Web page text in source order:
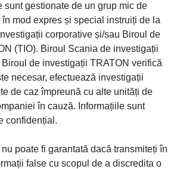
sunt gestionate de un grup mic de
mod expres și special instruiți de la
corporative și/sau Biroul de
(TIO). Biroul Scania de investigații
de investigații TRATON verifică
necesar, efectuează investigații
de caz împreună cu alte unități de
în cauză. Informațiile sunt
confidențial.
poate fi garantată dacă transmiteți în
false cu scopul de a discredita o